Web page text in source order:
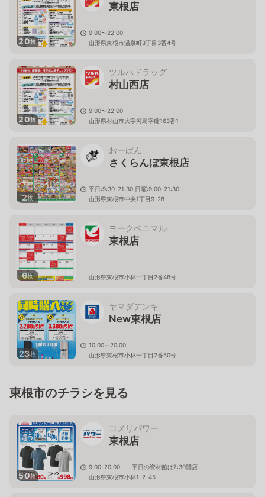
20枚
東根店
9:00〜22:00
山形県東根市温泉町3丁目3番4号
20枚
ツルハドラッグ
村山西店
9:00〜22:00
山形県村山市大字河島字碇163番1
2枚
おーばん
さくらんぼ東根店
平日:9:30-21:30 日曜:9:00-21:30
山形県東根市中央1丁目9-28
6枚
ヨークベニマル
東根店
山形県東根市小林一丁目2番48号
23枚
ヤマダデンキ
New東根店
10:00～20:00
山形県東根市小林一丁目2番50号
東根市のチラシを見る
50枚
コメリパワー
東根店
9:00-20:00 平日の資材館は7:30開店
山形県東根市小林1-2-45